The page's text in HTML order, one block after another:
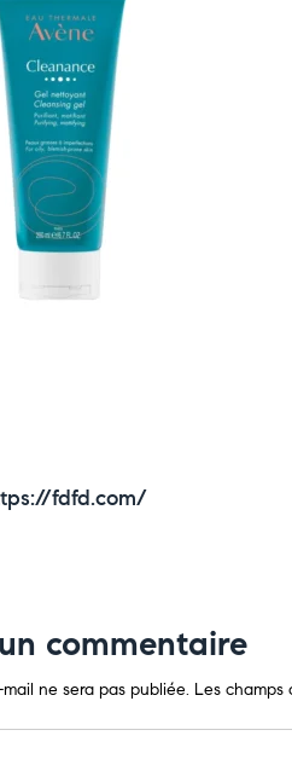
fdfd.com/
commentaire
ne sera pas publiée. Les champs